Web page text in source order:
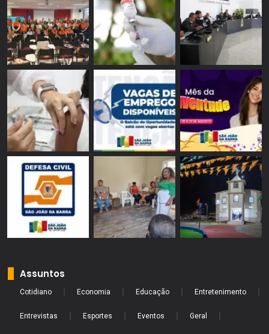
Assuntos
Cotidiano Economia Educação Entretenimento
Entrevistas Esportes Eventos Geral